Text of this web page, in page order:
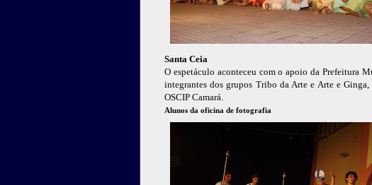
Santa Ceia
O espetáculo aconteceu com o apoio da Prefeitura
integrantes dos grupos Tribo da Arte e Arte e
OSCIP Camará.
Alunos da oficina de fotografia